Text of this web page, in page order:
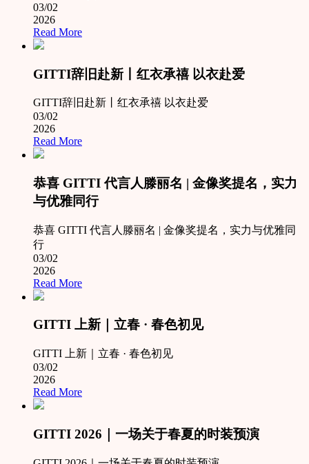
03/02
2026
Read More
GITTI辞旧赴新丨红衣承禧 以衣赴爱
GITTI辞旧赴新丨红衣承禧 以衣赴爱
03/02
2026
Read More
恭喜 GITTI 代言人滕丽名 | 金像奖提名，实力
与优雅同行
恭喜 GITTI 代言人滕丽名 | 金像奖提名，实力与优雅同
行
03/02
2026
Read More
GITTI 上新｜立春 · 春色初见
GITTI 上新｜立春 · 春色初见
03/02
2026
Read More
GITTI 2026｜一场关于春夏的时装预演